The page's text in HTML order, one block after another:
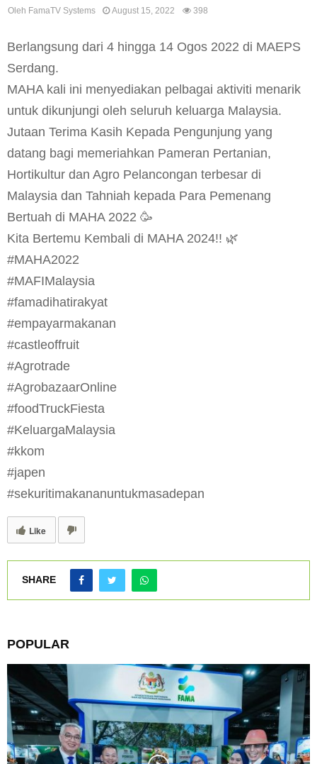
Oleh FamaTV Systems August 15, 2022 398
Berlangsung dari 4 hingga 14 Ogos 2022 di MAEPS
Serdang.
MAHA kali ini menyediakan pelbagai aktiviti menarik
untuk dikunjungi oleh seluruh keluarga Malaysia.
Jutaan Terima Kasih Kepada Pengunjung yang
datang bagi memeriahkan Pameran Pertanian,
Hortikultur dan Agro Pelancongan terbesar di
Malaysia dan Tahniah kepada Para Pemenang
Bertuah di MAHA 2022 🥳
Kita Bertemu Kembali di MAHA 2024!! 🌿
#MAHA2022
#MAFIMalaysia
#famadihatirakyat
#empayarmakanan
#castleoffruit
#Agrotrade
#AgrobazaarOnline
#foodTruckFiesta
#KeluargaMalaysia
#kkom
#japen
#sekuritimakananuntukmasadepan
Like
SHARE
POPULAR